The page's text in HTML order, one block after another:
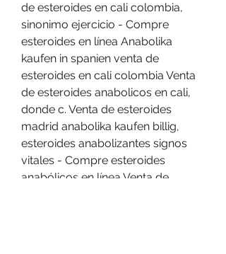
de esteroides en cali colombia,
sinonimo ejercicio - Compre
esteroides en línea Anabolika
kaufen in spanien venta de
esteroides en cali colombia Venta
de esteroides anabolicos en cali,
donde c. Venta de esteroides
madrid anabolika kaufen billig,
esteroides anabolizantes signos
vitales - Compre esteroides
anabólicos en línea Venta de